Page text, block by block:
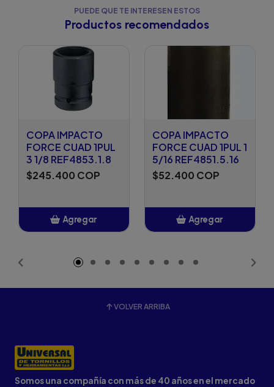
PUEDE QUE TE INTERESEN ESTOS
Productos recomendados
COPA IMPACTO
FORCE CUAD 1PUL
3 1/8 REF4853.1.8
$245.400 COP
Agregar
COPA IMPACTO
FORCE CUAD 1PUL 1
5/16 REF4851.5.16
$52.400 COP
Agregar
VOLVER ARRIBA
Somos una compañía con más de 40 años en el mercado